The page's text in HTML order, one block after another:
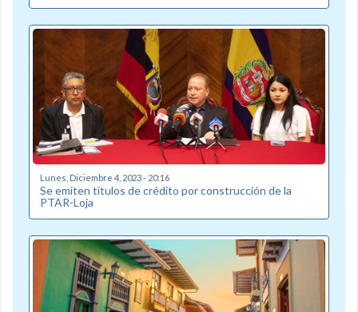
Lunes, Diciembre 4, 2023 - 20:16
Se emiten títulos de crédito por construcción de la
PTAR-Loja